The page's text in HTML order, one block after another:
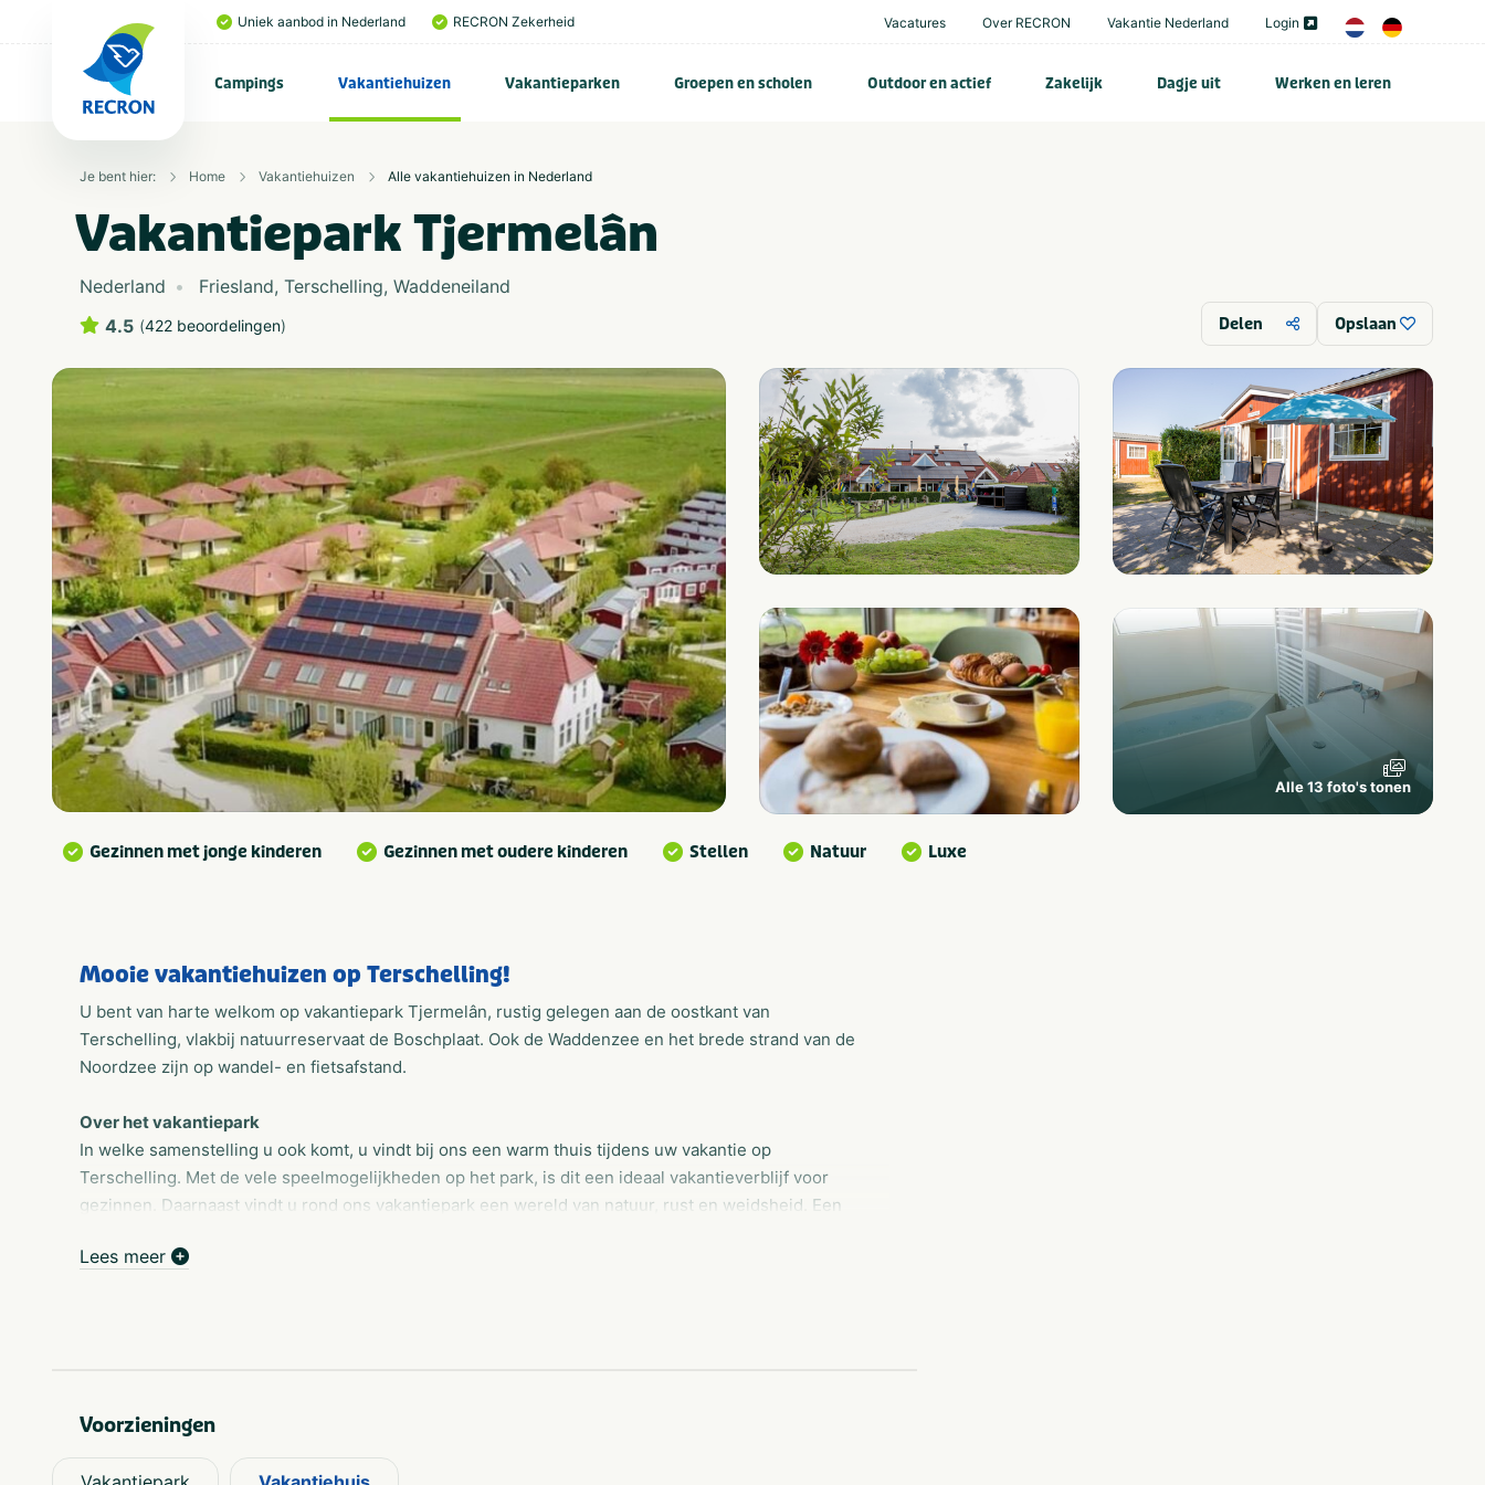
Uniek aanbod in Nederland RECRON Zekerheid Vacatures Over RECRON Vakantie Nederland Login
Campings Vakantiehuizen Vakantieparken Groepen en scholen Outdoor en actief Zakelijk Dagje uit Werken en leren
Je bent hier: Home Vakantiehuizen Alle vakantiehuizen in Nederland
Vakantiepark Tjermelân
Nederland Friesland, Terschelling, Waddeneiland
4.5 (422 beoordelingen) Delen Opslaan
Alle 13 foto's tonen
Gezinnen met jonge kinderen Gezinnen met oudere kinderen Stellen Natuur Luxe
Mooie vakantiehuizen op Terschelling!
U bent van harte welkom op vakantiepark Tjermelân, rustig gelegen aan de oostkant van
Terschelling, vlakbij natuurreservaat de Boschplaat. Ook de Waddenzee en het brede strand van de
Noordzee zijn op wandel- en fietsafstand.
Over het vakantiepark
In welke samenstelling u ook komt, u vindt bij ons een warm thuis tijdens uw vakantie op
Terschelling. Met de vele speelmogelijkheden op het park, is dit een ideaal vakantieverblijf voor
gezinnen. Daarnaast vindt u rond ons vakantiepark een wereld van natuur, rust en weidsheid. Een
beleven.
een appartment met sauna, of bijvoorbeeld een vakantiehuis met openhaard en wasmachine. In
sommige vakantiehuisjes kunt uw huisdier meenemen. Of kom genieten in een van de kamers in ons
Lees meer
Voorzieningen